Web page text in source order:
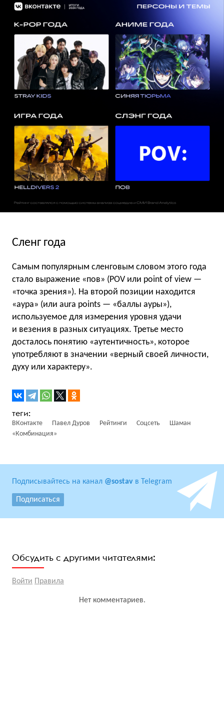
Сленг года
Самым популярным сленговым словом этого года
стало выражение «пов» (POV или point of view —
«точка зрения»). На второй позиции находится
«аура» (или aura points — «баллы ауры»),
используемое для измерения уровня удачи
и везения в разных ситуациях. Третье место
досталось понятию «аутентичность», которое
употребляют в значении «верный своей личности,
духу или характеру».
ВКонтакте Павел Дуров Рейтинги Соцсеть
Шаман
«Комбинация»
Подписывайтесь на канал @sostav в Telegram
Подписаться
Обсудить с другими читателями:
Войти Правила
Нет комментариев.